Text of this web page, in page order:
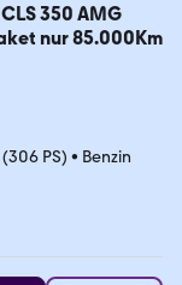
350 AMG
nur 85.000Km
PS) • Benzin